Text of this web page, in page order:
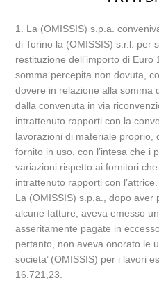
1. La (OMISSIS) s.p.a.
di Torino la (OMISSIS) s.r.l. per
restituzione dell’importo di
somma percepita non dovuta,
dovere in relazione alla somma
dalla convenuta in via
intrattenuto rapporti con la
lavorazioni di materiale proprio,
fornito in uso, con l’intesa che i
variazioni rispetto ai fornitori
intrattenuto rapporti con l’attrice.
La (OMISSIS) s.p.a., dopo aver
alcune fatture, aveva emesso
asseritamente pagate in
pertanto, non aveva onorato le
societa’ (OMISSIS) per i lavori
16.721,23.